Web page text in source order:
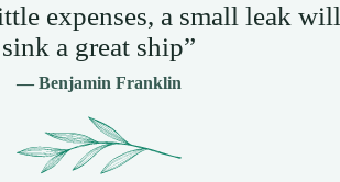
expenses, a small leak will
sink a great ship”
— Benjamin Franklin